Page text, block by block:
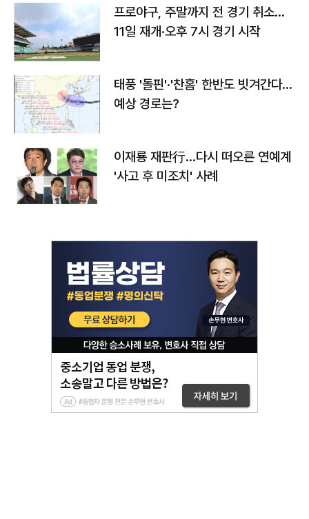
프로야구, 주말까지 전 경기 취소…
11일 재개·오후 7시 경기 시작
태풍 '돌핀'·'찬홈' 한반도 빗겨간다…
예상 경로는?
이재룡 재판行…다시 떠오른 연예계
'사고 후 미조치' 사례